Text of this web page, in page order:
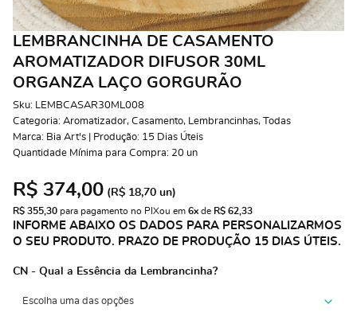
LEMBRANCINHA DE CASAMENTO
AROMATIZADOR DIFUSOR 30ML
ORGANZA LAÇO GORGURÃO
Sku: LEMBCASAR30ML008
Categoria: Aromatizador, Casamento, Lembrancinhas, Todas
Marca: Bia Art's | Produção: 15 Dias Úteis
Quantidade Mínima para Compra: 20 un
R$ 374,00 (R$ 18,70 un)
R$ 355,30 para pagamento no PIXou em 6x de R$ 62,33
INFORME ABAIXO OS DADOS PARA PERSONALIZARMOS
O SEU PRODUTO. PRAZO DE PRODUÇÃO 15 DIAS ÚTEIS.
CN - Qual a Essência da Lembrancinha?